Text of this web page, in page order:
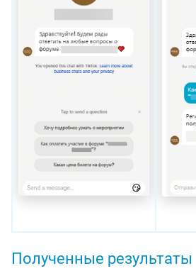
Полученные результаты